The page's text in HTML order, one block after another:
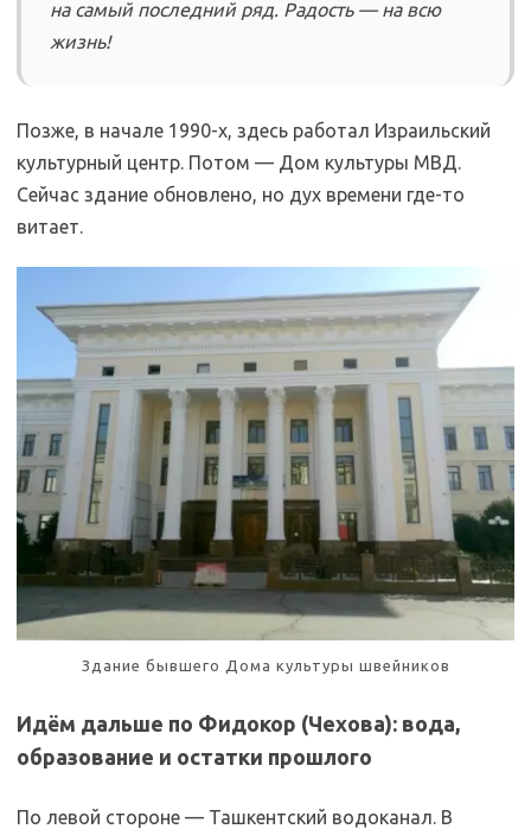
на самый последний ряд. Радость — на всю
жизнь!
Позже, в начале 1990-х, здесь работал Израильский
культурный центр. Потом — Дом культуры МВД.
Сейчас здание обновлено, но дух времени где-то
витает.
Здание бывшего Дома культуры швейников
Идём дальше по Фидокор (Чехова): вода,
образование и остатки прошлого
По левой стороне — Ташкентский водоканал. В